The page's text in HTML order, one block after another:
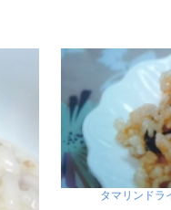
タマリンド